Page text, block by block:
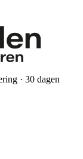
· 30 dagen